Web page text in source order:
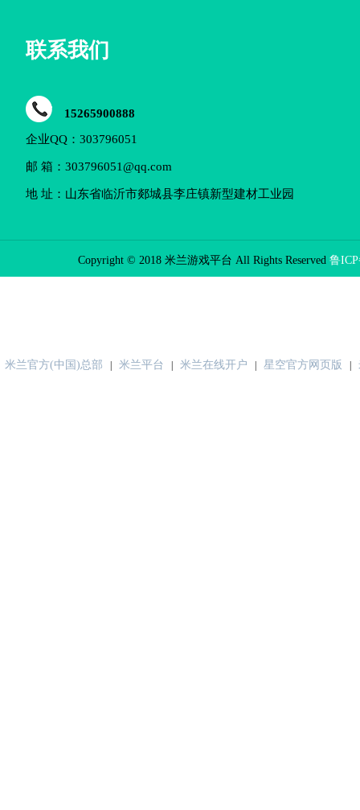
联系我们
15265900888
企业QQ：303796051
邮 箱：303796051@qq.com
地 址：山东省临沂市郯城县李庄镇新型建材工业园
Copyright © 2018 米兰游戏平台 All Rights Reserved 鲁ICP
米兰官方(中国)总部 | 米兰平台 | 米兰在线开户 | 星空官方网页版 |